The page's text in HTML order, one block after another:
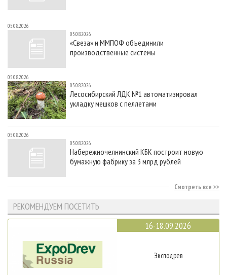
05.08.2026
05.08.2026
«Свеза» и ММПОФ объединили
производственные системы
05.08.2026
05.08.2026
Лесосибирский ЛДК №1 автоматизировал
укладку мешков с пеллетами
05.08.2026
05.08.2026
Набережночелнинский КБК построит новую
бумажную фабрику за 3 млрд рублей
Смотреть все
РЕКОМЕНДУЕМ ПОСЕТИТЬ
16-18.09.2026
Эксподрев